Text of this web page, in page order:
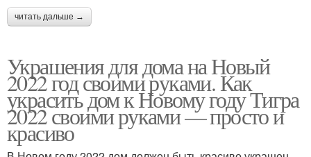
читать дальше →
Украшения для дома на Новый
2022 год своими руками. Как
украсить дом к Новому году Тигра
2022 своими руками — просто и
красиво